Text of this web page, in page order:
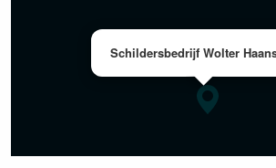
Schildersbedrijf Wolter